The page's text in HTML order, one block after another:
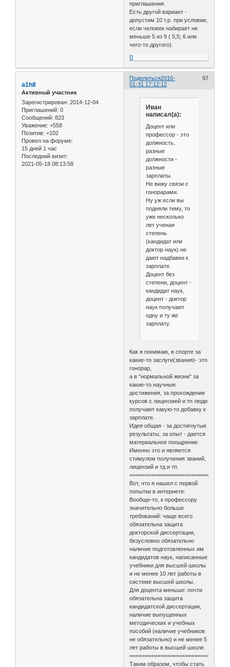
приглашения.
Есть другой вариант -
допустим 10 т.р. при условии,
если человек набирает не
меньше 5 из 9 ( 5,5; 6 или
чего-то другого).
0
Поделиться 97
2016-
01-31 17:12:12
a1h8
Активный участник
Зарегистрирован: 2014-12-04
Приглашений: 0
Сообщений: 823
Уважение: +558
Позитив: +102
Провел на форуме:
15 дней 1 час
Последний визит:
2021-05-18 08:13:58
Иван
написал(а):
Доцент или
профессор - это
должность,
разные
должности -
разные
зарплаты.
Не вижу связи с
гонорарами.
Ну уж если вы
подняли тему, то
уже несколько
лет ученая
степень
(кандидат или
доктор наук) не
дают надбавки к
зарплате.
Доцент без
степени, доцент -
кандидат наук,
доцент - доктор
наук получают
одну и ту же
зарплату.
Как я понимаю, в спорте за
какие-то заслуги(звания)- это
гонорар,
а в "нормальной жизни" за
какие-то научные
достижения, за прохождение
курсов с лицензией и тп люди
получают какую-то добавку к
зарплате.
Идея общая - за достигнутые
результаты, за опыт - дается
материальное поощрение.
Именно это и является
стимулом получения званий,
лицензий и тд и тп.
Вот, что я нашел с первой
попытки в интернете:
Вообще-то, к профессору
значительно больше
требований: чаще всего
обязательна защита
докторской диссертации,
безусловно обязательно
наличие подготовленных им
кандидатов наук, написанные
учебники для высшей школы
и не менее 10 лет работы в
системе высшей школы.
Для доцента меньше: почти
обязательна защита
кандидатской диссертации,
наличие выпущенных
методических и учебных
пособий (наличие учебников
не обязательно) и не менее 5
лет работы в высшей школе.
Таким образом, чтобы стать